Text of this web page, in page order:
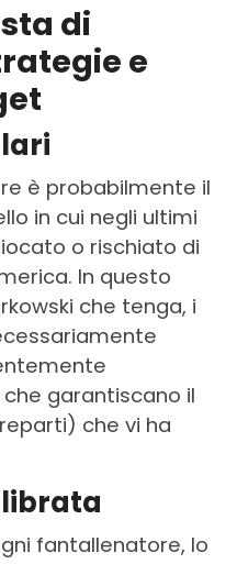
di
e
è probabilmente il
in cui negli ultimi
o rischiato di
In questo
che tenga, i
garantiscano il
che vi ha
fantallenatore, lo